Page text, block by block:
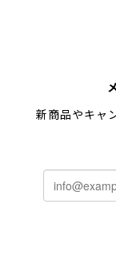
した！とても
新商品やキャ